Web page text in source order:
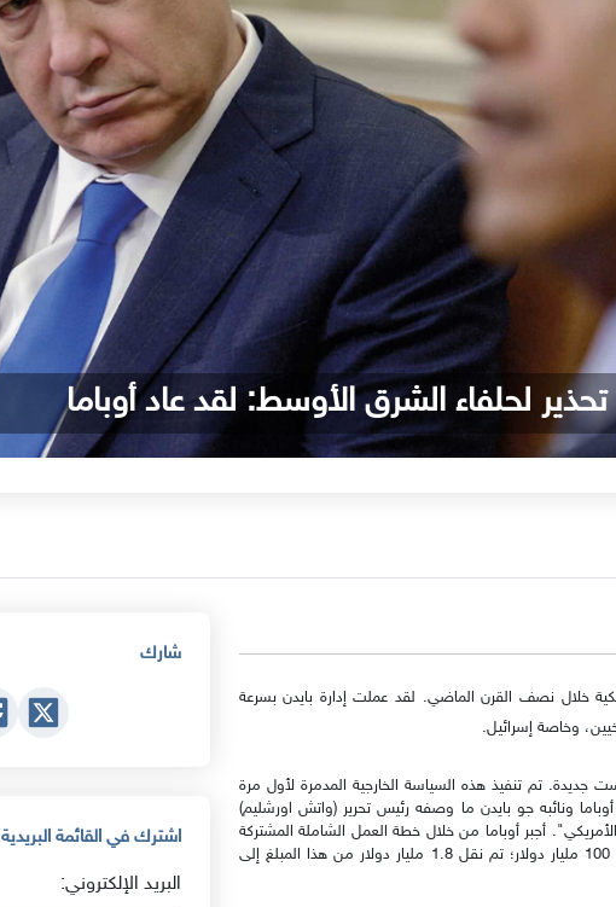
تحذير لحلفاء الشرق الأوسط: لقد عاد أوباما
خلال نصف القرن الماضي. لقد عملت إدارة بايدن بسرعة
وخاصة إسرائيل.
جديدة. تم تنفيذ هذه السياسة الخارجية المدمرة لأول مرة
أوباما ونائبه جو بايدن ما وصفه رئيس تحرير (واتش اورشليم)
أجبر أوباما من خلال خطة العمل الشاملة المشتركة
الاتفاق النووي مع إيران على منحها حق الوصول إلى أكثر من 100 مليار دولار؛ تم نقل 1.8 مليار دولار من هذا المبلغ إلى
شارك
اشترك في القائمة البريدية
البريد الإلكتروني: